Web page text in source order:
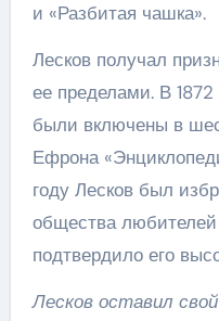
и «Разбитая чашка».
Лесков получал
ее пределами. В 1872
были включены в
Ефрона
году Лесков был
общества любителей
подтвердило его
Лесков оставил